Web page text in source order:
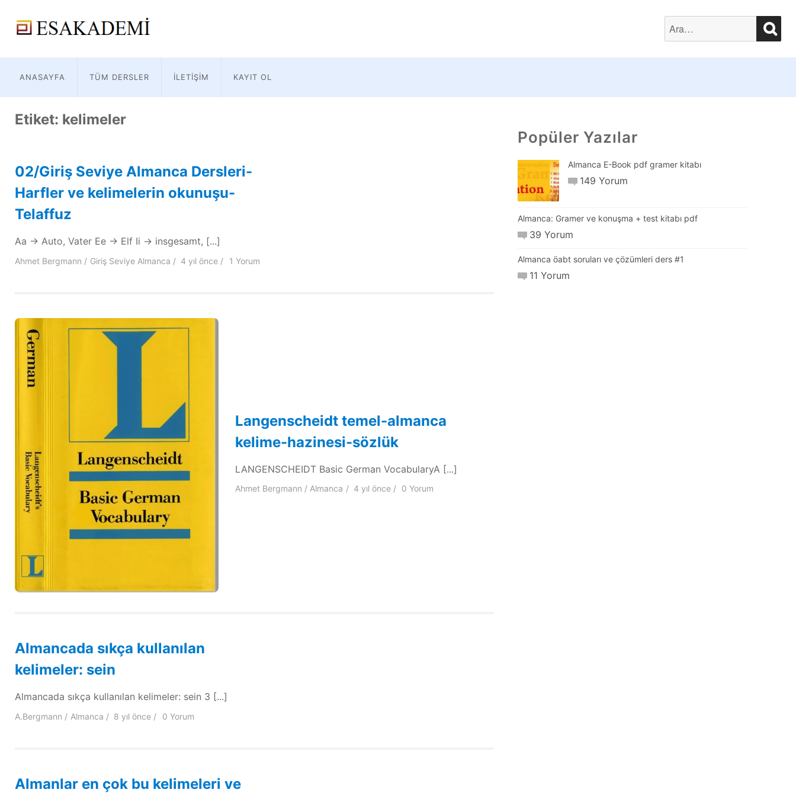
for:
ANASAYFA TÜM DERSLER İLETIŞIM KAYIT OL
Etiket: kelimeler
02/Giriş Seviye Almanca Dersleri-
Harfler ve kelimelerin okunuşu-
Telaffuz
Aa → Auto, Vater Ee → Elf Ii → insgesamt, [...]
Ahmet Bergmann Giriş Seviye Almanca 4 yıl önce 1 Yorum
Langenscheidt temel-almanca
kelime-hazinesi-sözlük
LANGENSCHEIDT Basic German VocabularyA [...]
Ahmet Bergmann Almanca 4 yılönce 0 Yorum
Almancada sıkça kullanılan
kelimeler: sein
Almancada sıkça kullanılan kelimeler: sein 3 [...]
A.Bergmann Almanca 8 yıl önce 0 Yorum
Almanlar en çok bu kelimeleri ve
Popüler Yazılar
Almanca E-Book pdf gramer kitabı
149 Yorum
Almanca: Gramer ve konuşma + test kitabı pdf
39 Yorum
Almanca öabt soruları ve çözümleri ders #1
11 Yorum